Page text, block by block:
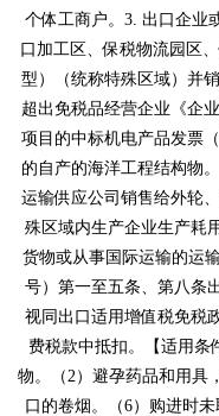
个体工商户。3. 出口企
口加工区、保税物流园区
型）（统称特殊区域）并销
超出免税品经营企业《企
项目的中标机电产品发票
的自产的海洋工程结构物
运输供应公司销售给外轮
殊区域内生产企业生产耗用
货物或从事国际运输的运
号）第一至五条、第八
视同出口适用增值税免税政
费税款中抵扣。【适用
物。（2）避孕药品和用具
口的卷烟。（6）购进